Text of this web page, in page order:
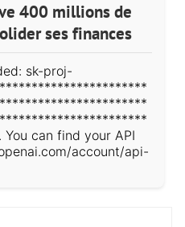
400 millions de
ses finances
sk-proj-
can find your API
account/api-